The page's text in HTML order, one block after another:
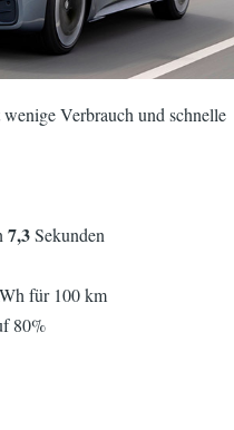
Verbrauch und schnelle
7,3Sekunden
für 100 km
80%